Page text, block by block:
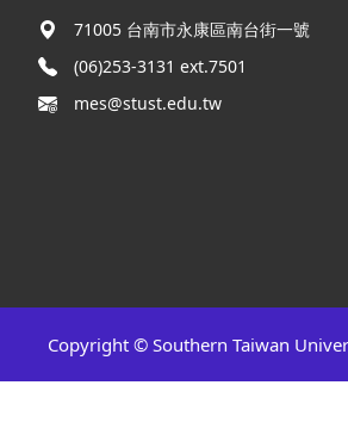
71005 台南市永康區南台街一號
(06)253-3131 ext.7501
mes@stust.edu.tw
Copyright © Southern Taiwan